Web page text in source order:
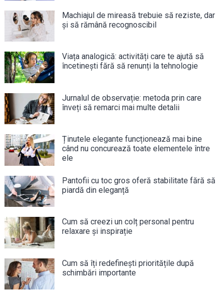
Machiajul de mireasă trebuie să reziste, dar
și să rămână recognoscibil
Viața analogică: activități care te ajută să
încetinești fără să renunți la tehnologie
Jurnalul de observație: metoda prin care
înveți să remarci mai multe detalii
Ținutele elegante funcționează mai bine
când nu concurează toate elementele între
ele
Pantofii cu toc gros oferă stabilitate fără să
piardă din eleganță
Cum să creezi un colț personal pentru
relaxare și inspirație
Cum să îți redefinești prioritățile după
schimbări importante